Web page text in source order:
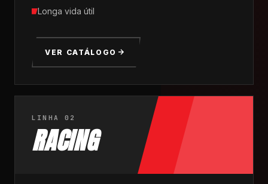
Longa vida útil
VER CATÁLOGO
LINHA 02
RACING